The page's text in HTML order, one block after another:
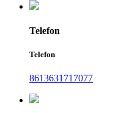
Telefon
Telefon
8613631717077